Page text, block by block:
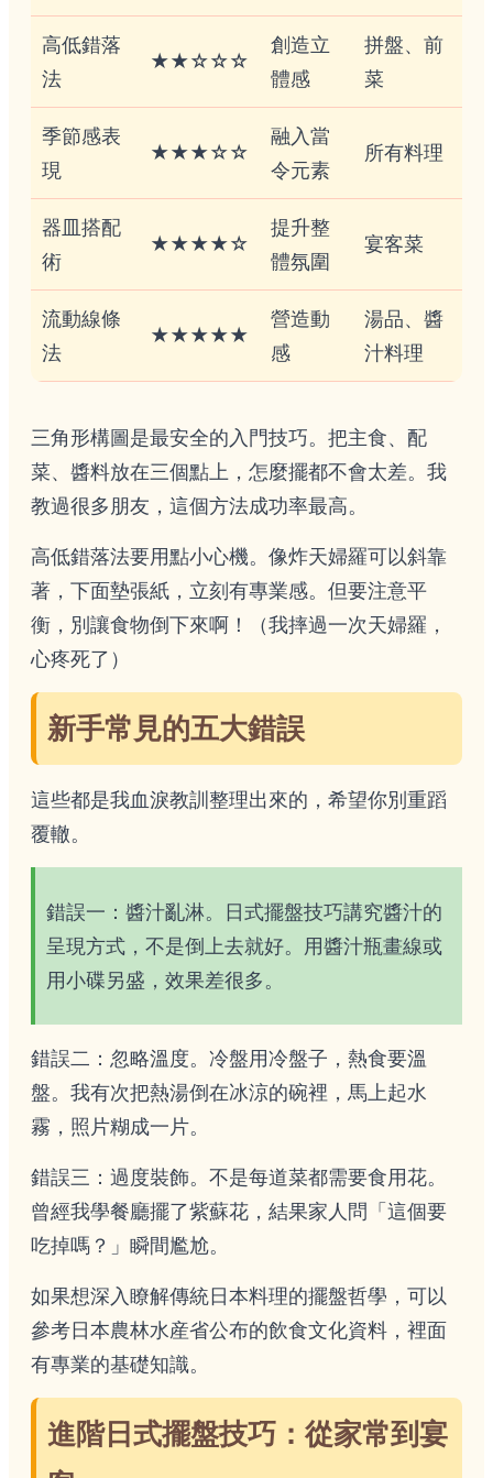
高低錯落
法
★★☆☆☆
創造立
體感
拼盤、前
菜
季節感表
現
★★★☆☆
融入當
令元素
所有料理
器皿搭配
術
★★★★☆
提升整
體氛圍
宴客菜
流動線條
法
★★★★★
營造動
感
湯品、醬
汁料理
三角形構圖是最安全的入門技巧。把主食、配
菜、醬料放在三個點上，怎麼擺都不會太差。我
教過很多朋友，這個方法成功率最高。
高低錯落法要用點小心機。像炸天婦羅可以斜靠
著，下面墊張紙，立刻有專業感。但要注意平
衡，別讓食物倒下來啊！（我摔過一次天婦羅，
心疼死了）
新手常見的五大錯誤
這些都是我血淚教訓整理出來的，希望你別重蹈
覆轍。
錯誤一：醬汁亂淋。日式擺盤技巧講究醬汁的
呈現方式，不是倒上去就好。用醬汁瓶畫線或
用小碟另盛，效果差很多。
錯誤二：忽略溫度。冷盤用冷盤子，熱食要溫
盤。我有次把熱湯倒在冰涼的碗裡，馬上起水
霧，照片糊成一片。
錯誤三：過度裝飾。不是每道菜都需要食用花。
曾經我學餐廳擺了紫蘇花，結果家人問「這個要
吃掉嗎？」瞬間尷尬。
如果想深入瞭解傳統日本料理的擺盤哲學，可以
參考日本農林水産省公布的飲食文化資料 ，裡面
有專業的基礎知識。
進階日式擺盤技巧：從家常到宴